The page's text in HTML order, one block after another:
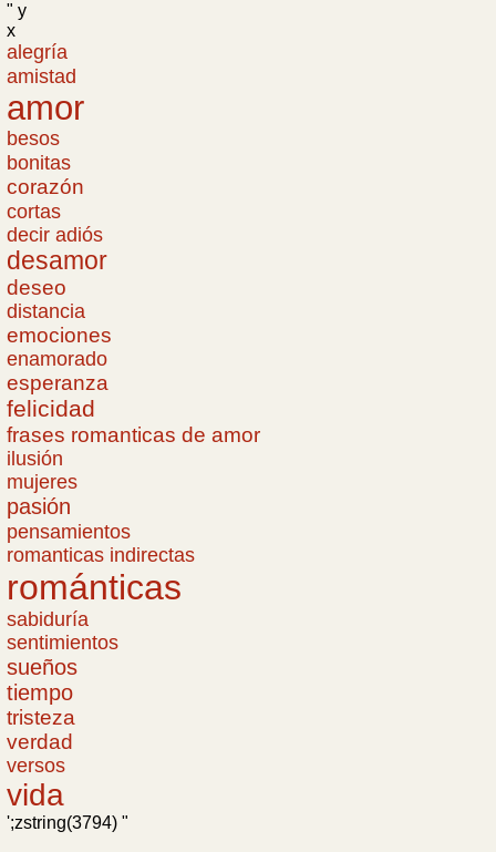
" y
x
alegría
amistad
amor
besos
bonitas
corazón
cortas
decir adiós
desamor
deseo
distancia
emociones
enamorado
esperanza
felicidad
frases romanticas de amor
ilusión
mujeres
pasión
pensamientos
romanticas indirectas
románticas
sabiduría
sentimientos
sueños
tiempo
tristeza
verdad
versos
vida
';zstring(3794) "